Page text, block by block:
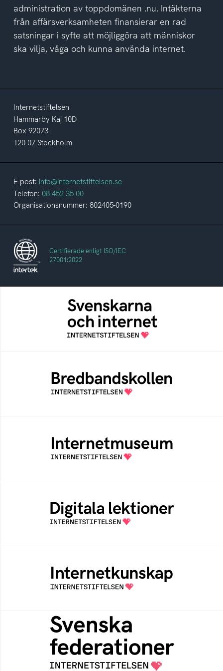
administration av toppdomänen .nu. Intäkterna
från affärsverksamheten finansierar en rad
satsningar i syfte att möjliggöra att människor
ska vilja, våga och kunna använda internet.
Internetstiftelsen
Hammarby Kaj 10D
Box 92073
120 07 Stockholm
E-post: info@internetstiftelsen.se
Telefon: 08-452 35 00
Organisationsnummer: 802405-0190
Certifierade enligt ISO/IEC
27001:2022
Svenskarna och internet
En årlig studie av svenska folkets
internetvanor
Bredbandskollen är ett oberoende
konsumentverktyg som drivs av
Internetstiftelsen
Ett digitalt museum som byggts, och kureras
av Internetstiftelsen
Öppen digital lärresurs med färdiga lektioner
för alla stadier i grundskolan
Samlad kunskap som hjälper dig att bli en
säker och medveten internetanvändare
Svenska federationer
Grunden för medlemskap i en sektors- eller
kontextspecifik federation